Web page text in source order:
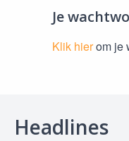
Je
Klik hierom je
Headlines